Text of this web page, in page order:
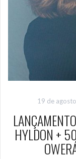
19 de
HYLDON +